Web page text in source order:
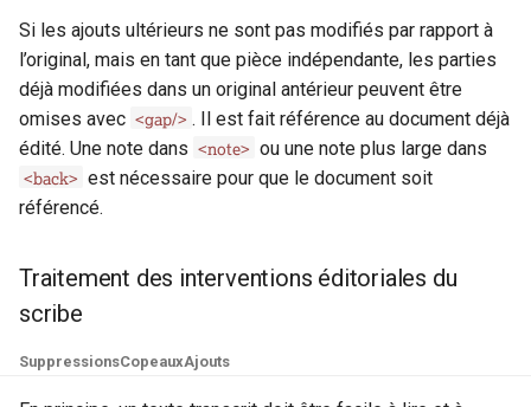
handDesc
handNote
handShift
head
height
hi
Si les ajouts ultérieurs ne sont pas modifiés par rapport à
l’original, mais en tant que pièce indépendante, les parties
déjà modifiées dans un original antérieur peuvent être
omises avec <gap/> . Il est fait référence au document déjà
édité. Une note dans <note> ou une note plus large dans
<back> est nécessaire pour que le document soit
référencé.
Traitement des interventions éditoriales du
scribe
SuppressionsCopeauxAjouts